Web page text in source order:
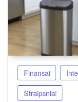
Finansai
Straipsniai